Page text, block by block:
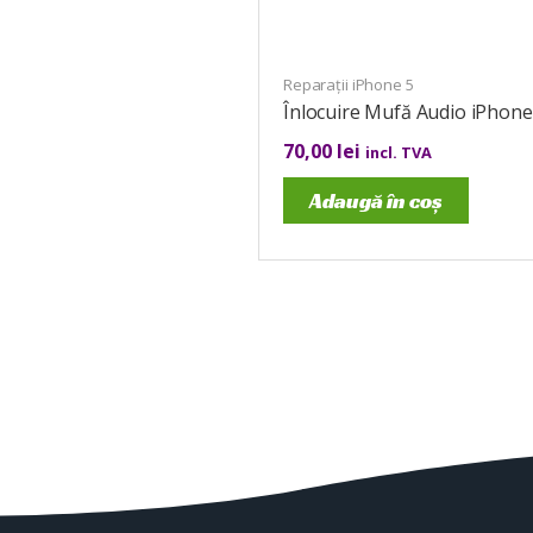
Reparații iPhone 5
Înlocuire Mufă Audio
70,00 lei incl. TVA
Adaugă în coș